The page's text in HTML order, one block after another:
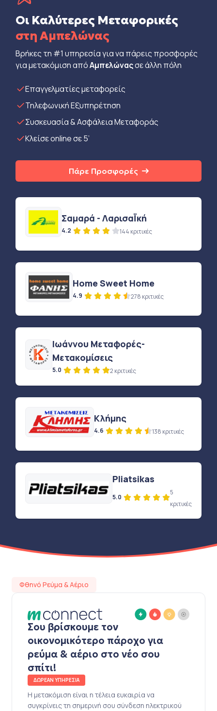
Οι Καλύτερες Μεταφορικές
στη Αμπελώνας
Βρήκες τη #1 υπηρεσία για να πάρεις προσφορές
για μετακόμιση απόΑμπελώναςσε άλλη πόλη
Eπαγγελματίες μεταφορείς
Τηλεφωνική Εξυπηρέτηση
Συσκευασία & Ασφάλεια Μεταφοράς
Κλείσε online σε 5’
Πάρε Προσφορές
Σαμαρά - ΛαρισαΪκή
4.2 144 κριτικές
Home Sweet Home
4.9 278 κριτικές
Ιωάννου Μεταφορές-
Μετακομίσεις
5.0 2 κριτικές
Κλήμης
4.6 138 κριτικές
Pliatsikas
5.0
5
κριτικές
Φθηνό Ρεύμα & Αέριο
Σου βρίσκουμε τον
οικονομικότερο πάροχο για
ρεύμα & αέριο στο νέο σου
σπίτι!
ΔΩΡΕΑΝ ΥΠΗΡΕΣΙΑ
Η μετακόμιση είναι η τέλεια ευκαιρία να
συγκρίνεις τη σημερινή σου σύνδεση ηλεκτρικού